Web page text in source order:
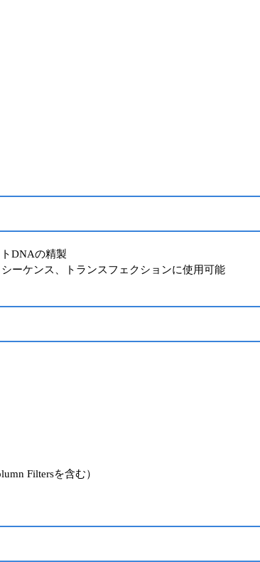
DNAの精製
ーケンス、トランスフェクションに使用可能
Filtersを含む）